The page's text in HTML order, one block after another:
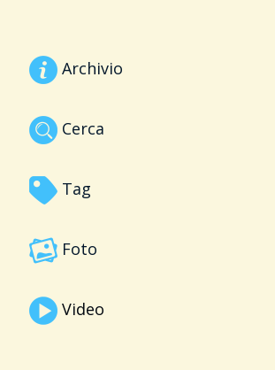
Archivio
Cerca
Tag
Foto
Video